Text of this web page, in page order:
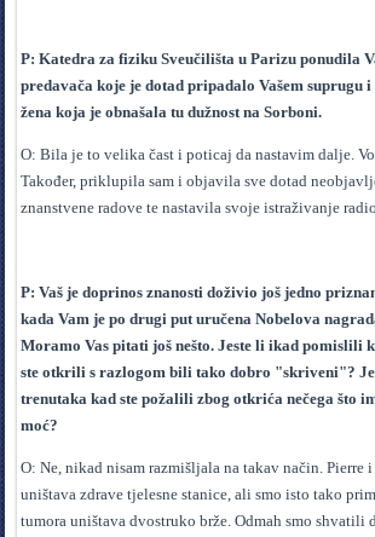
P: Katedra za fiziku Sveučilišta u Parizu ponudila
predavača koje je dotad pripadalo Vašem suprugu
žena koja je obnašala tu dužnost na Sorboni.
O: Bila je to velika čast i poticaj da nastavim dalje.
Također, priklupila sam i objavila sve dotad
znanstvene radove te nastavila svoje istraživanje
P: Vaš je doprinos znanosti doživio još jedno
kada Vam je po drugi put uručena Nobelova
Moramo Vas pitati još nešto. Jeste li ikad pomislili
ste otkrili s razlogom bili tako dobro "skriveni"?
trenutaka kad ste požalili zbog otkrića nečega što
moć?
O: Ne, nikad nisam razmišljala na takav način. Pierre
uništava zdrave tjelesne stanice, ali smo isto tako
tumora uništava dvostruko brže. Odmah smo shvatili